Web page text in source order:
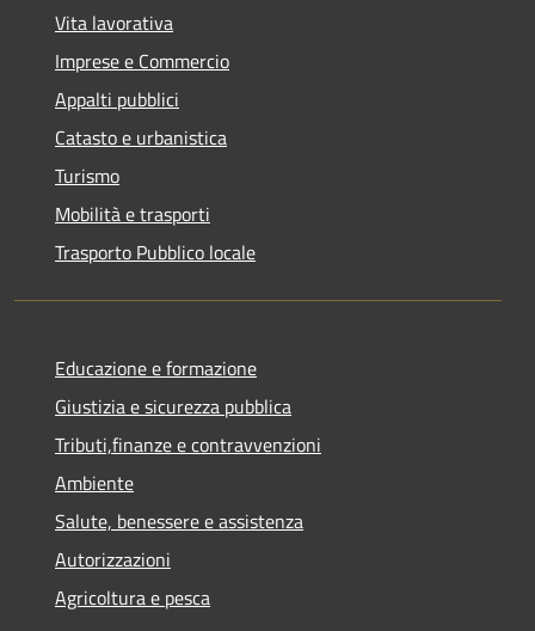
Vita lavorativa
Imprese e Commercio
Appalti pubblici
Catasto e urbanistica
Turismo
Mobilità e trasporti
Trasporto Pubblico locale
Educazione e formazione
Giustizia e sicurezza pubblica
Tributi,finanze e contravvenzioni
Ambiente
Salute, benessere e assistenza
Autorizzazioni
Agricoltura e pesca